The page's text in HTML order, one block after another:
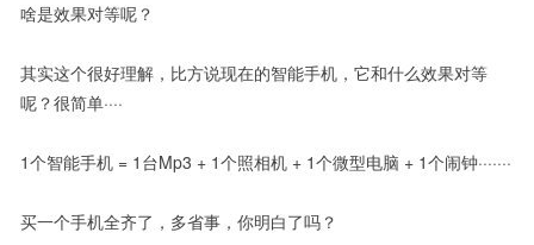
啥是效果对等呢？
其实这个很好理解，比方说现在的智能手机，它和什么效果对等
呢？很简单····
1个智能手机 = 1台Mp3 + 1个照相机 + 1个微型电脑 + 1个闹钟·······
买一个手机全齐了，多省事，你明白了吗？